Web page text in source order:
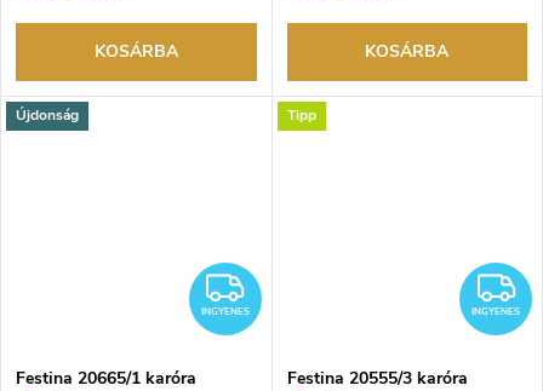
KOSÁRBA KOSÁRBA
Újdonság
INGYENES
INGYENES
Festina 20665/1 karóra
Tipp
INGYENES
Festina 20555/3 karóra